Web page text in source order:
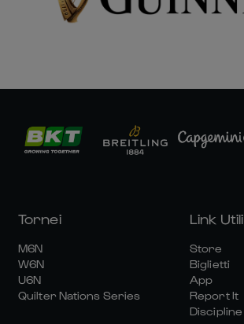
Tornei
M6N
W6N
U6N
Quilter Nations Series
Link Utili
Store
Biglietti
App
Report It
Discipline